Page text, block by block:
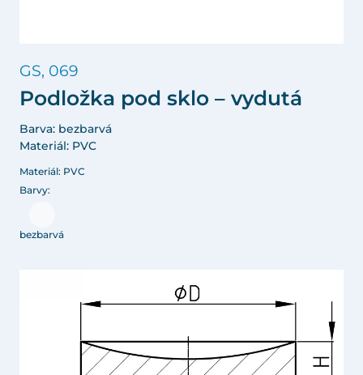
GS, 069
Podložka pod sklo – vydutá
Barva: bezbarvá
Materiál: PVC
Materiál: PVC
Barvy:
bezbarvá